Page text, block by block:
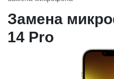
Замена
14 Pro